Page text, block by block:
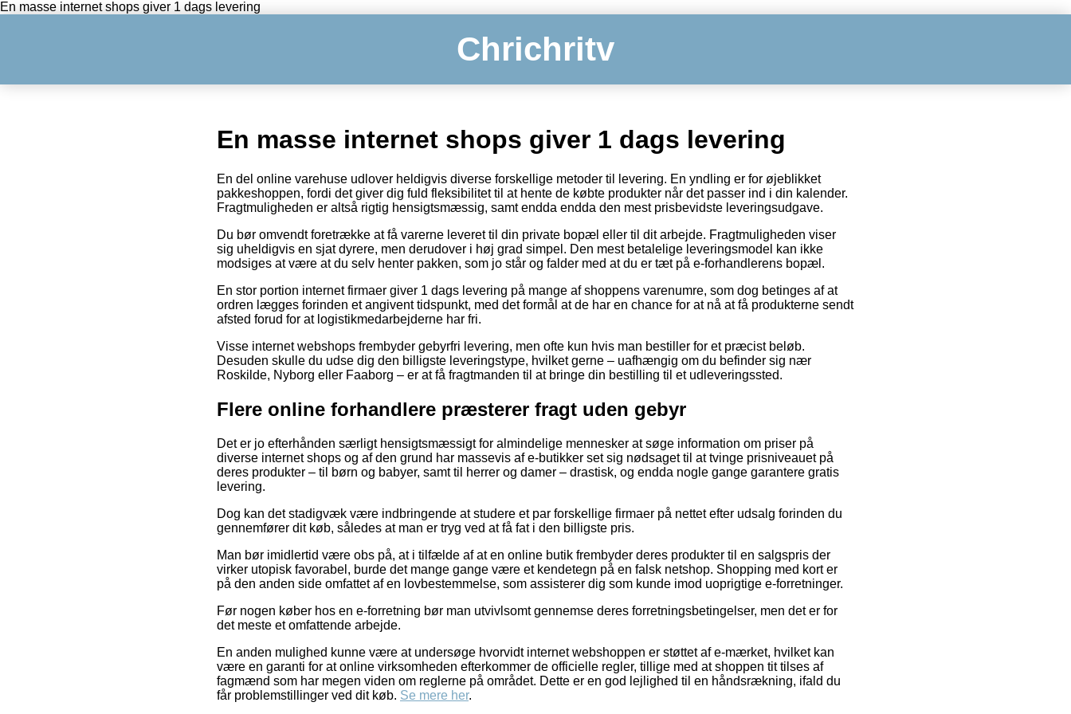
En masse internet shops giver 1 dags levering
Chrichritv
En masse internet shops giver 1 dags levering
En del online varehuse udlover heldigvis diverse forskellige metoder til levering. En yndling er for øjeblikket
pakkeshoppen, fordi det giver dig fuld fleksibilitet til at hente de købte produkter når det passer ind i din kalender.
Fragtmuligheden er altså rigtig hensigtsmæssig, samt endda endda den mest prisbevidste leveringsudgave.
Du bør omvendt foretrække at få varerne leveret til din private bopæl eller til dit arbejde. Fragtmuligheden viser
sig uheldigvis en sjat dyrere, men derudover i høj grad simpel. Den mest betalelige leveringsmodel kan ikke
modsiges at være at du selv henter pakken, som jo står og falder med at du er tæt på e-forhandlerens bopæl.
En stor portion internet firmaer giver 1 dags levering på mange af shoppens varenumre, som dog betinges af at
ordren lægges forinden et angivent tidspunkt, med det formål at de har en chance for at nå at få produkterne sendt
afsted forud for at logistikmedarbejderne har fri.
Visse internet webshops frembyder gebyrfri levering, men ofte kun hvis man bestiller for et præcist beløb.
Desuden skulle du udse dig den billigste leveringstype, hvilket gerne – uafhængig om du befinder sig nær
Roskilde, Nyborg eller Faaborg – er at få fragtmanden til at bringe din bestilling til et udleveringssted.
Flere online forhandlere præsterer fragt uden gebyr
Det er jo efterhånden særligt hensigtsmæssigt for almindelige mennesker at søge information om priser på
diverse internet shops og af den grund har massevis af e-butikker set sig nødsaget til at tvinge prisniveauet på
deres produkter – til børn og babyer, samt til herrer og damer – drastisk, og endda nogle gange garantere gratis
levering.
Dog kan det stadigvæk være indbringende at studere et par forskellige firmaer på nettet efter udsalg forinden du
gennemfører dit køb, således at man er tryg ved at få fat i den billigste pris.
Man bør imidlertid være obs på, at i tilfælde af at en online butik frembyder deres produkter til en salgspris der
virker utopisk favorabel, burde det mange gange være et kendetegn på en falsk netshop. Shopping med kort er
på den anden side omfattet af en lovbestemmelse, som assisterer dig som kunde imod uoprigtige e-forretninger.
Før nogen køber hos en e-forretning bør man utvivlsomt gennemse deres forretningsbetingelser, men det er for
det meste et omfattende arbejde.
En anden mulighed kunne være at undersøge hvorvidt internet webshoppen er støttet af e-mærket, hvilket kan
være en garanti for at online virksomheden efterkommer de officielle regler, tillige med at shoppen tit tilses af
fagmænd som har megen viden om reglerne på området. Dette er en god lejlighed til en håndsrækning, ifald du
får problemstillinger ved dit køb. Se mere her.